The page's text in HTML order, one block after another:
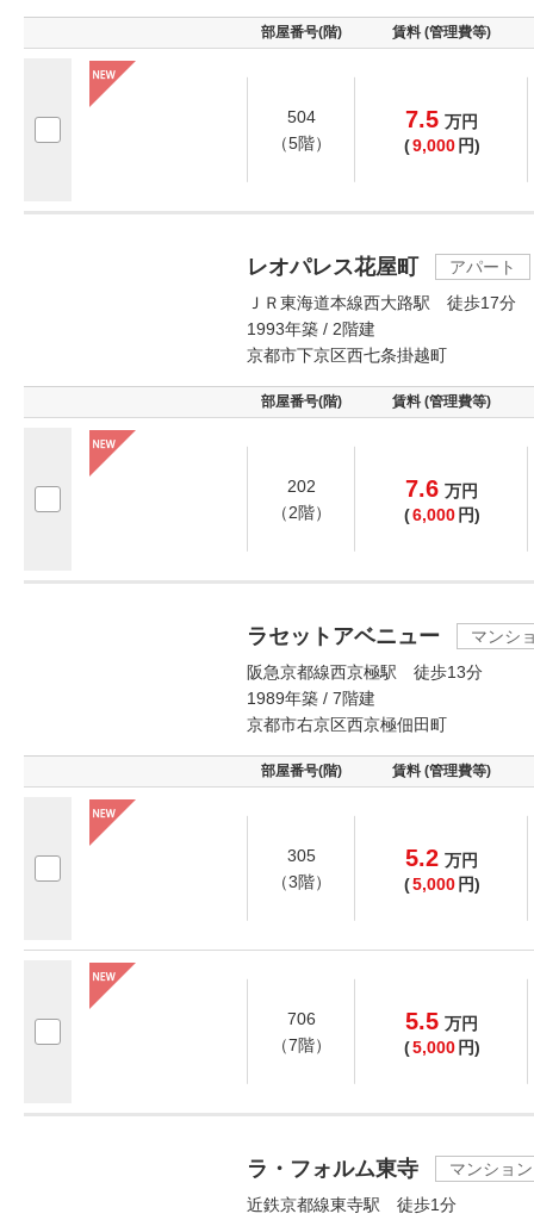
部屋番号(階) 賃料 (管理費等)
504
（5階）
7.5 万円
(9,000 円)
レオパレス花屋町
アパート
ＪＲ東海道本線西大路駅 徒歩17分
1993年築 / 2階建
京都市下京区西七条掛越町
部屋番号(階) 賃料 (管理費等)
202
（2階）
7.6 万円
(6,000 円)
ラセットアベニュー
マンシ
阪急京都線西京極駅 徒歩13分
1989年築 / 7階建
京都市右京区西京極佃田町
部屋番号(階) 賃料 (管理費等)
305
（3階）
5.2 万円
(5,000 円)
706
（7階）
5.5 万円
(5,000 円)
ラ・フォルム東寺
マンション
近鉄京都線東寺駅 徒歩1分